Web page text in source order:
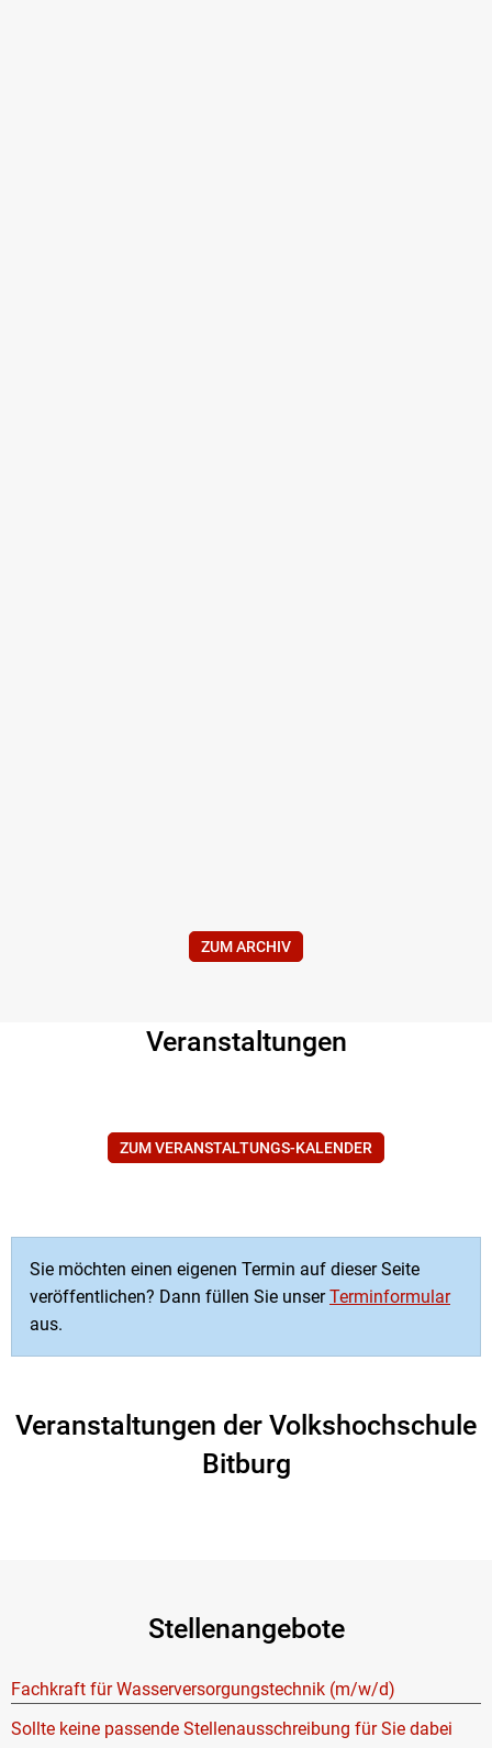
ZUM ARCHIV
Veranstaltungen
ZUM VERANSTALTUNGS-KALENDER
Sie möchten einen eigenen Termin auf dieser Seite
veröffentlichen? Dann füllen Sie unserTerminformular
aus.
Veranstaltungen der Volkshochschule
Bitburg
Stellenangebote
Fachkraft für Wasserversorgungstechnik (m/w/d)
Sollte keine passende Stellenausschreibung für Sie dabei